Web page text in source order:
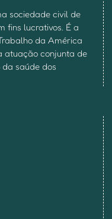
sociedade civil de
fins lucrativos. É a
da América
atuação conjunta de
saúde dos